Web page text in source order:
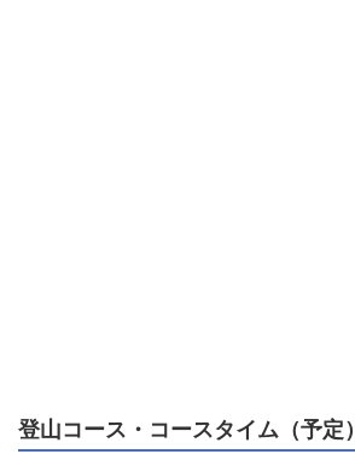
登山コース・コースタイム（予定）